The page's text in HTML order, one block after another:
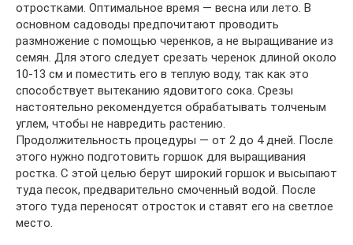
отростками. Оптимальное время — весна или лето. В
основном садоводы предпочитают проводить
размножение с помощью черенков, а не выращивание из
семян. Для этого следует срезать черенок длиной около
10-13 см и поместить его в теплую воду, так как это
способствует вытеканию ядовитого сока. Срезы
настоятельно рекомендуется обрабатывать толченым
углем, чтобы не навредить растению.
Продолжительность процедуры — от 2 до 4 дней. После
этого нужно подготовить горшок для выращивания
ростка. С этой целью берут широкий горшок и высыпают
туда песок, предварительно смоченный водой. После
этого туда переносят отросток и ставят его на светлое
место.